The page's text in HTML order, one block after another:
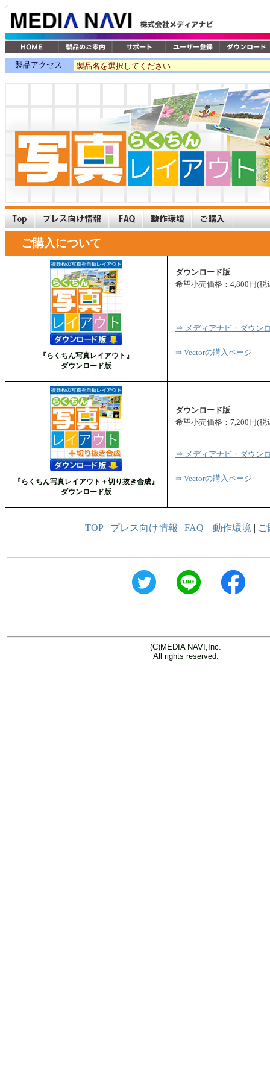
製品アクセス
ご購入について
『らくちん写真レイアウト』
ダウンロード版
ダウンロード版
希望小売価格：4,800円(税
⇒ メディアナビ・ダウン
⇒ Vectorの購入ページ
『らくちん写真レイアウト＋切り抜き合成』
ダウンロード版
ダウンロード版
希望小売価格：7,200円(税
⇒ メディアナビ・ダウン
⇒ Vectorの購入ページ
TOP| プレス向け情報 | FAQ | 動作環境 | ご
(C)MEDIA NAVI,Inc.
All rights reserved.